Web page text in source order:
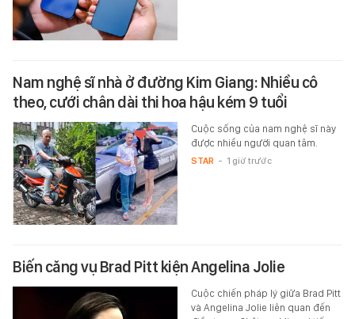
Nam nghệ sĩ nhà ở đường Kim Giang: Nhiều cô
theo, cưới chân dài thi hoa hậu kém 9 tuổi
Cuộc sống của nam nghệ sĩ này
được nhiều người quan tâm.
STAR - 1 giờ trước
Biến căng vụ Brad Pitt kiện Angelina Jolie
Cuộc chiến pháp lý giữa Brad Pitt
và Angelina Jolie liên quan đến